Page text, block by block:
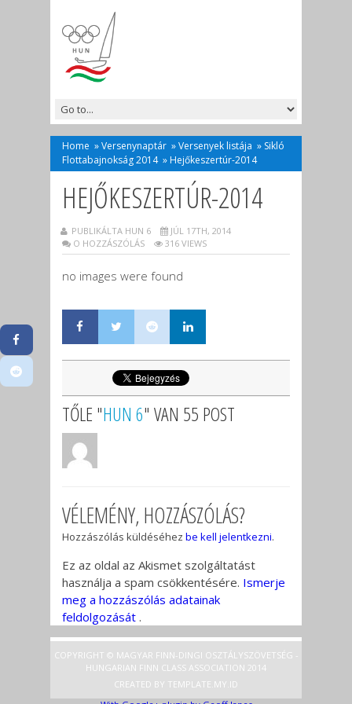
Home »Versenynaptár »Versenyek listája » Sikló
Flottabajnokság 2014 » Hejőkeszertúr-2014
HEJŐKESZERTÚR-2014
PUBLIKÁLTA HUN 6
JÚL 17TH, 2014
O HOZZÁSZÓLÁS
316 VIEWS
no images were found
TŐLE "HUN 6" VAN 55 POST
VÉLEMÉNY, HOZZÁSZÓLÁS?
Hozzászólás küldéséhez be kell jelentkezni.
Ez az oldal az Akismet szolgáltatást
használja a spam csökkentésére. Ismerje
meg a hozzászólás adatainak
feldolgozását .
COPYRIGHT © MAGYAR FINN-DINGI OSZTÁLYSZÖVETSÉG -
HUNGARIAN FINN CLASS ASSOCIATION 2014
CREATED BY TEMPLATE .MY.ID